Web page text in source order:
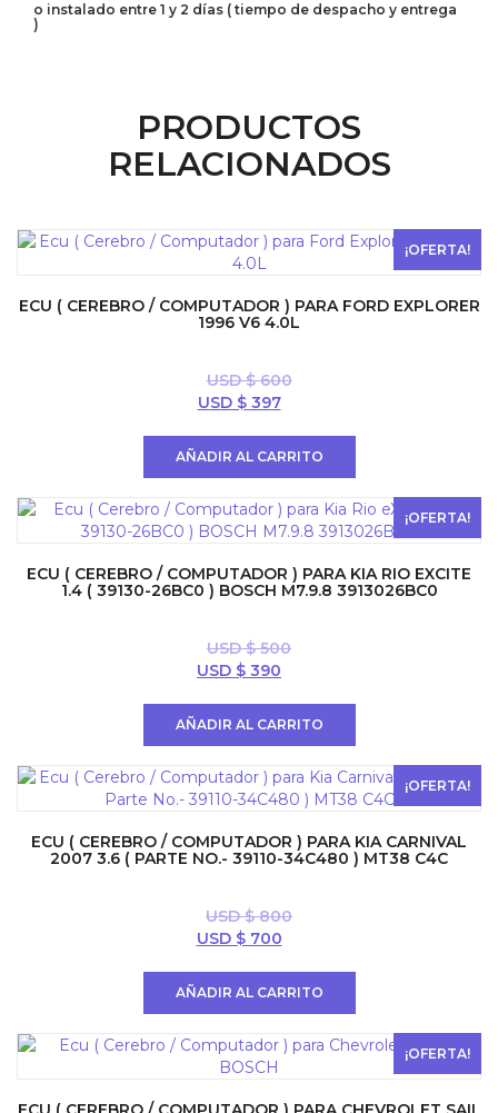
o instalado entre 1 y 2 días ( tiempo de despacho y entrega
)
PRODUCTOS
RELACIONADOS
¡OFERTA!
ECU ( CEREBRO / COMPUTADOR ) PARA FORD EXPLORER
1996 V6 4.0L
USD $600
El
$ 600.
USD $397El
$ 397.
AÑADIR AL CARRITO
¡OFERTA!
ECU ( CEREBRO / COMPUTADOR ) PARA KIA RIO EXCITE
1.4 ( 39130-26BC0 ) BOSCH M7.9.8 3913026BC0
USD $500
El
era:
$ 500.
USD $ 390
es:
$ 390.
AÑADIR AL CARRITO
¡OFERTA!
ECU ( CEREBRO / COMPUTADOR ) PARA KIA CARNIVAL
2007 3.6 ( PARTE NO.- 39110-34C480 ) MT38 C4C
USD $800
El
era:
$ 800.
USD $700El
es:
$ 700.
AÑADIR AL CARRITO
¡OFERTA!